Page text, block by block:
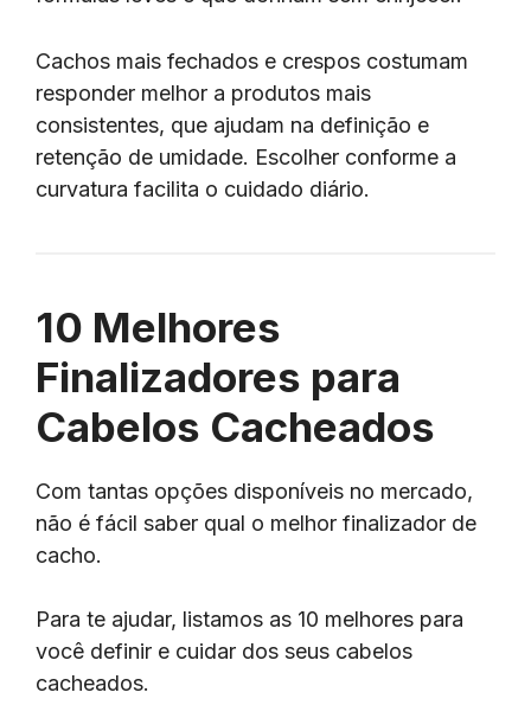
Cachos mais fechados e crespos costumam
responder melhor a produtos mais
consistentes, que ajudam na definição e
retenção de umidade. Escolher conforme a
curvatura facilita o cuidado diário.
10 Melhores
Finalizadores para
Cabelos Cacheados
Com tantas opções disponíveis no mercado,
não é fácil saber qual o melhor finalizador de
cacho.
Para te ajudar, listamos as 10 melhores para
você definir e cuidar dos seus cabelos
cacheados.